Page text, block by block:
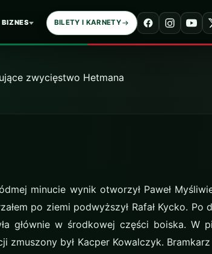
BIZNES BILETY I KARNETY
zwycięstwo
minucie wynik otworzył Paweł
po ziemi podwyższył Rafał Kycko. Po
głównie w środkowej części boiska. W
zmuszony był Kacper Kowalczyk.